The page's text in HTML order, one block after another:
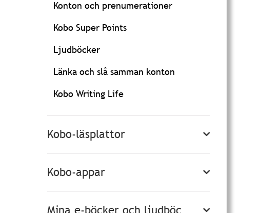
Konton och prenumerationer
Kobo Super Points
Ljudböcker
Länka och slå samman konton
Kobo Writing Life
Kobo-läsplattor
Kobo-appar
Mina e-böcker och ljudböc